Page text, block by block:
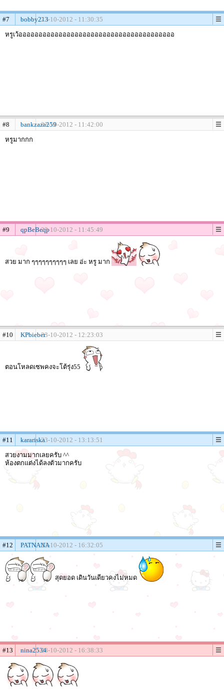
#7 bobby21323-10-2012 - 11:30:35
หรูเว้อออออออออออออออออออออออออออออออออออออออ
#8 bankzaza25923-10-2012 - 11:42:00
หรูมากกก
#9 qpBeBeqp23-10-2012 - 11:45:49
สวย มาก ๆๆๆๆๆๆๆๆๆๆ เลย อ่ะ หรู มาก
#10 KPbieber23-10-2012 - 12:23:03
ตอนโหลดเซพคงจะโต้รุ่ง55
#11 karariska23-10-2012 - 13:13:51
สวยงามมากเลยครับ ^^
ห้องตกแต่งได้ลงตัวมากครับ
#12 PATNANA23-10-2012 - 16:32:05
สุดยอด เดินวันเดียวคงไม่หมด
#13 nina253423-10-2012 - 16:38:33